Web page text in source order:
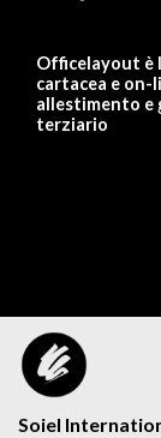
Officelayout è
cartacea e
allestimento e
terziario
Soiel